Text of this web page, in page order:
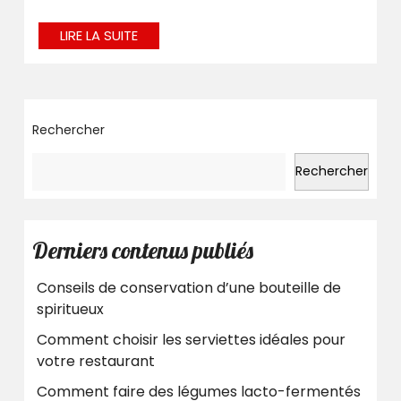
LIRE LA SUITELIRE
LA
Rechercher
Rechercher
Derniers contenus publiés
Conseils de conservation d’une bouteille de
spiritueux
Comment choisir les serviettes idéales pour
votre restaurant
Comment faire des légumes lacto-fermentés